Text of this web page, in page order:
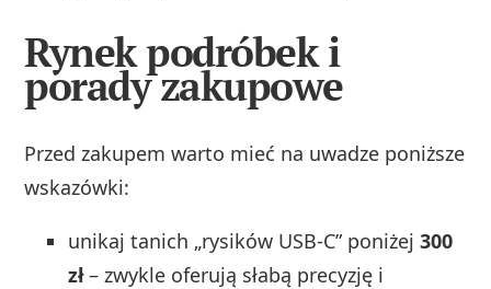
Rynek podróbek i
porady zakupowe
Przed zakupem warto mieć na uwadze poniższe
wskazówki:
unikaj tanich „rysików USB‑C” poniżej300
zł– zwykle oferują słabą precyzję i